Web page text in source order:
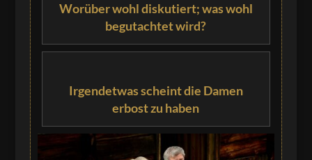
Worüber wohl diskutiert; was wohl
begutachtet wird?
Irgendetwas scheint die Damen
erbost zu haben